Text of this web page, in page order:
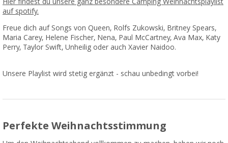
auf spotify.
Freue dich auf Songs von Queen, Rolfs Zukowski, Britney Spears,
Maria Carey, Helene Fischer, Nena, Paul McCartney, Ava Max, Katy
Perry, Taylor Swift, Unheilig oder auch Xavier Naidoo.
Unsere Playlist wird stetig ergänzt - schau unbedingt vorbei!
Perfekte Weihnachtsstimmung